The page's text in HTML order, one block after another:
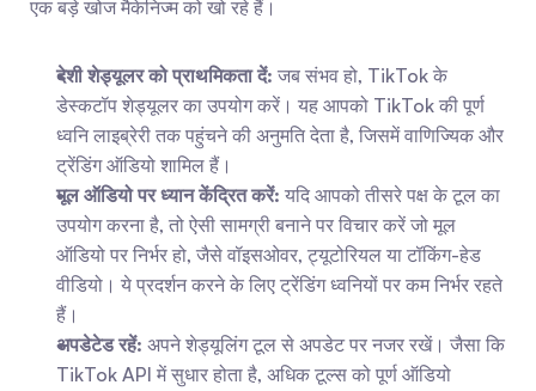
एक बड़े खोज मैकेनिज्म को खो रहे हैं।
देशी शेड्यूलर को प्राथमिकता दें: जब संभव हो, TikTok के
डेस्कटॉप शेड्यूलर का उपयोग करें। यह आपको TikTok की पूर्ण
ध्वनि लाइब्रेरी तक पहुंचने की अनुमति देता है, जिसमें वाणिज्यिक और
ट्रेंडिंग ऑडियो शामिल हैं।
मूल ऑडियो पर ध्यान केंद्रित करें: यदि आपको तीसरे पक्ष के टूल का
उपयोग करना है, तो ऐसी सामग्री बनाने पर विचार करें जो मूल
ऑडियो पर निर्भर हो, जैसे वॉइसओवर, ट्यूटोरियल या टॉकिंग-हेड
वीडियो। ये प्रदर्शन करने के लिए ट्रेंडिंग ध्वनियों पर कम निर्भर रहते
हैं।
अपडेटेड रहें: अपने शेड्यूलिंग टूल से अपडेट पर नजर रखें। जैसा कि
TikTok API में सुधार होता है, अधिक टूल्स को पूर्ण ऑडियो